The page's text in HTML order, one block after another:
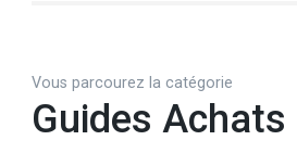
Vous parcourez la catégorie
Guides Achats